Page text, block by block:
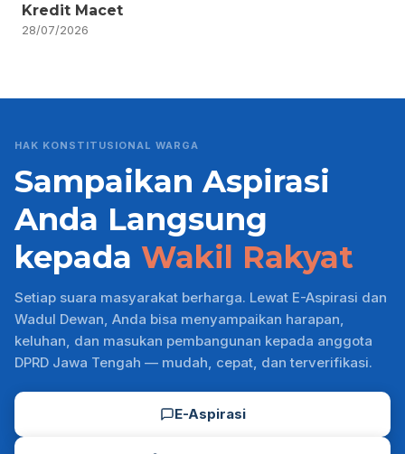
Kredit Macet
28/07/2026
HAK KONSTITUSIONAL WARGA
Sampaikan Aspirasi
Anda Langsung
kepada Wakil Rakyat
Setiap suara masyarakat berharga. Lewat E-Aspirasi dan
Wadul Dewan, Anda bisa menyampaikan harapan,
keluhan, dan masukan pembangunan kepada anggota
DPRD Jawa Tengah — mudah, cepat, dan terverifikasi.
E-Aspirasi